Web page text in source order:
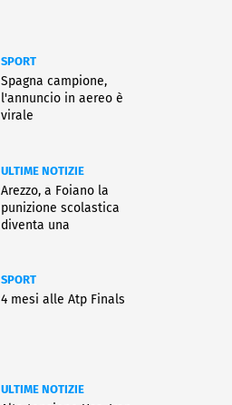
SPORT
Spagna campione,
l'annuncio in aereo è
virale
ULTIME NOTIZIE
Arezzo, a Foiano la
punizione scolastica
diventa una
SPORT
4 mesi alle Atp Finals
ULTIME NOTIZIE